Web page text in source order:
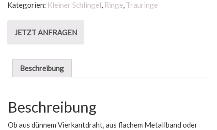
Kategorien: Kleiner Schlingel, Ringe, Trauringe
JETZT ANFRAGEN
Beschreibung
Beschreibung
Ob aus dünnem Vierkantdraht, aus flachem Metallband oder